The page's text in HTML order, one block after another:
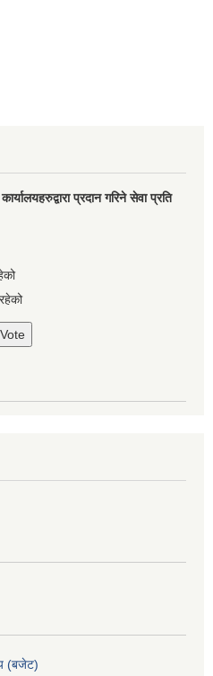
प्रदान गरिने सेवा प्रति
(बजेट)